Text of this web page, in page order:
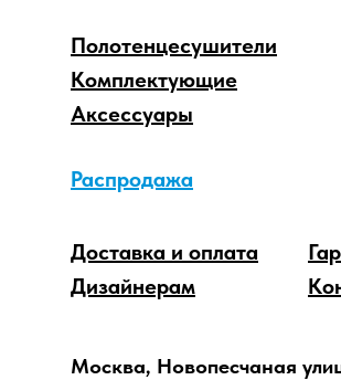
Аксессуары
Распродажа
Комплектующие
Дизайнерам
Доставка и оплата
Полотенцесушители
Москва, Новопесчаная